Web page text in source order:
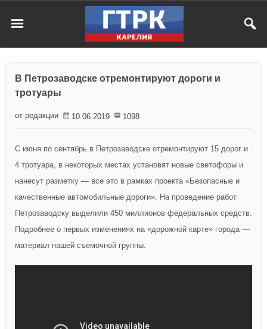
В Петрозаводске отремонтируют дороги и
тротуары
от редакции 10.06.2019 1098
С июня по сентябрь в Петрозаводске отремонтируют 15 дорог и
4 тротуара, в некоторых местах установят новые светофоры и
нанесут разметку — все это в рамках проекта «Безопасные и
качественные автомобильные дороги». На проведение работ
Петрозаводску выделили 450 миллионов федеральных средств.
Подробнее о первых изменениях на «дорожной карте» города —
материал нашей съемочной группы.